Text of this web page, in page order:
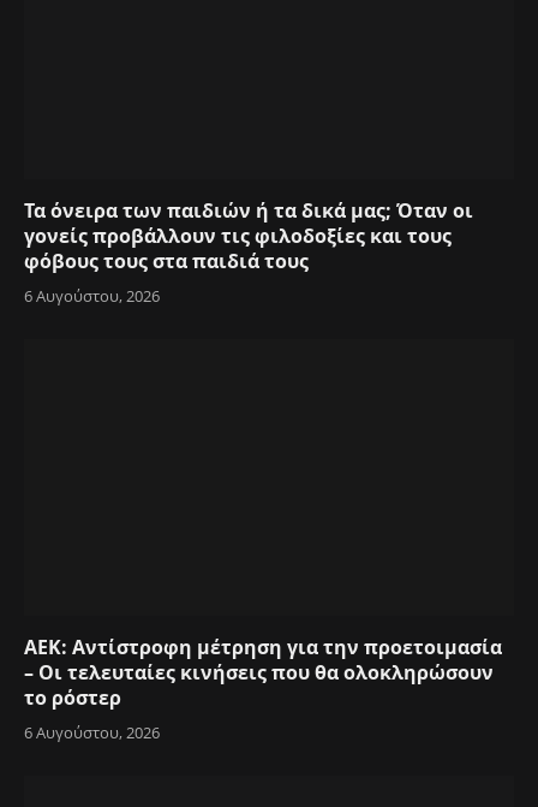
Τα όνειρα των παιδιών ή τα δικά μας; Όταν οι
γονείς προβάλλουν τις φιλοδοξίες και τους
φόβους τους στα παιδιά τους
6 Αυγούστου, 2026
ΑΕΚ: Αντίστροφη μέτρηση για την προετοιμασία
– Οι τελευταίες κινήσεις που θα ολοκληρώσουν
το ρόστερ
6 Αυγούστου, 2026